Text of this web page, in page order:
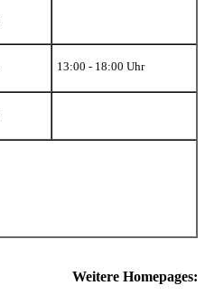
13:00 - 18:00 Uhr
Weitere Homepages: